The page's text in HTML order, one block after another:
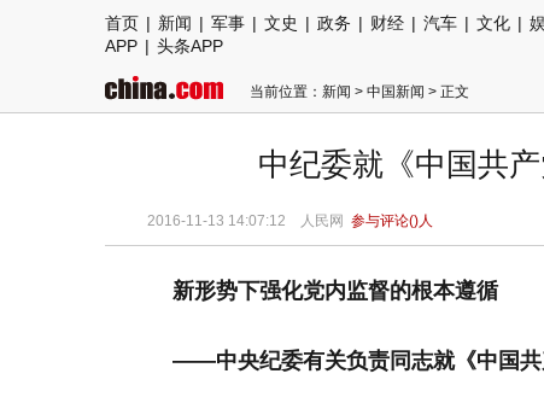
首页 | 新闻 | 军事 | 文史 | 政务 | 财经 | 汽车 | 文化 |
APP | 头条APP
当前位置： 新闻 > 中国新闻 > 正文
中纪委就《中国共
2016-11-13 14:07:12 人民网 参与评论()人
新形势下强化党内监督的根本遵循
——中央纪委有关负责同志就《中国共